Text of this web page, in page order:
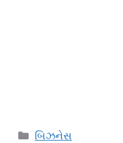
Categories
બિઝનેસ